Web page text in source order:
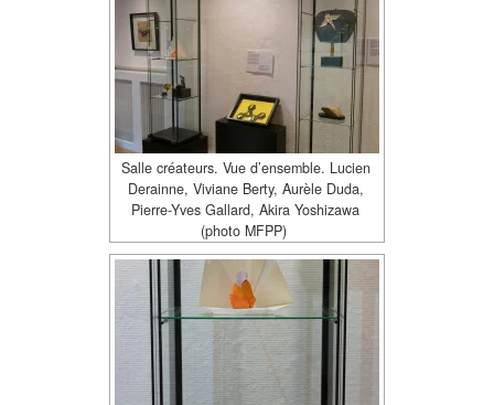
Salle créateurs. Vue d’ensemble. Lucien
Derainne, Viviane Berty, Aurèle Duda,
Pierre-Yves Gallard, Akira Yoshizawa
(photo MFPP)